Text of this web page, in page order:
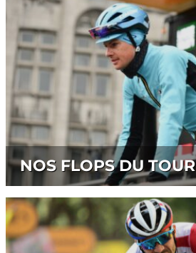
NOS FLOPS DU TOUR